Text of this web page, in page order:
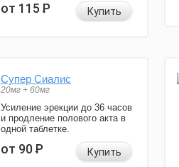
от 115Р Купить
Супер Сиалис
20мг + 60мг
Усиление эрекции до 36 часов
и продление полового акта в
одной таблетке.
от 90Р Купить